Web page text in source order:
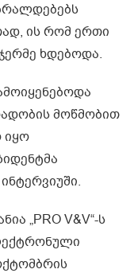
ის რომ ერთი
ხდებოდა.
მოწმობით
იყო
„PRO V&V“-ს